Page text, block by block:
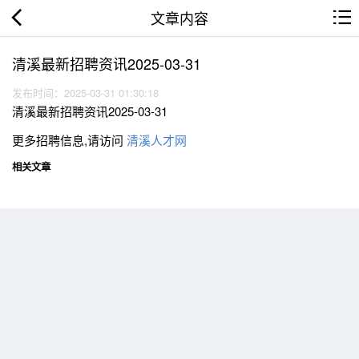
文章内容
清溪最新招聘资讯2025-03-31
发布时间：2025-03-31 01:30:18
清溪最新招聘资讯2025-03-31
更多招聘信息,请访问 清溪人才网
相关文章